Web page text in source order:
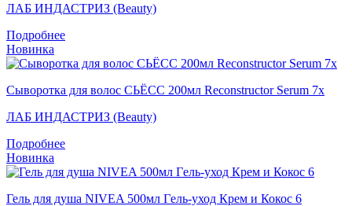
ЛАБ ИНДАСТРИЗ (Beauty)
Подробнее
Новинка
Сыворотка для волос СЬЁСС 200мл Reconstructor Serum 7x
ЛАБ ИНДАСТРИЗ (Beauty)
Подробнее
Новинка
Гель для душа NIVEA 500мл Гeль-уход Крем и Кокос 6